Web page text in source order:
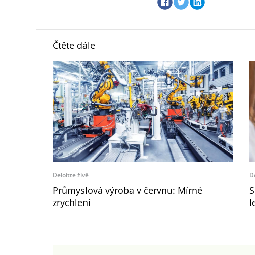
Čtěte dále
Deloitte živě
Průmyslová výroba v červnu: Mírné
zrychlení